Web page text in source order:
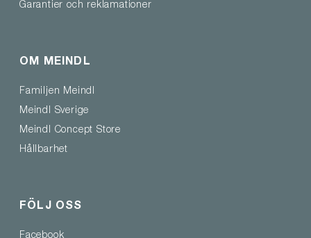
Garantier och reklamationer
OM MEINDL
Familjen Meindl
Meindl Sverige
Meindl Concept Store
Hållbarhet
FÖLJ OSS
Facebook